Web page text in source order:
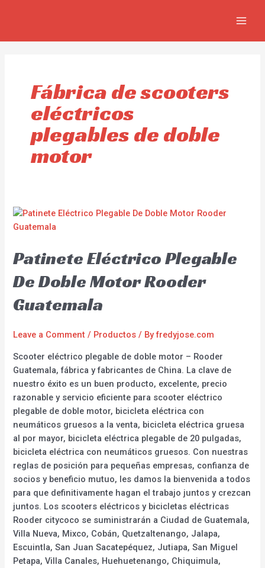
Fábrica de scooters
eléctricos
plegables de doble
motor
Patinete Eléctrico Plegable
De Doble Motor Rooder
Guatemala
Leave a Comment / Productos / Byfredyjose.com
Scooter eléctrico plegable de doble motor – Rooder
Guatemala, fábrica y fabricantes de China. La clave de
nuestro éxito es un buen producto, excelente, precio
razonable y servicio eficiente para scooter eléctrico
plegable de doble motor, bicicleta eléctrica con
neumáticos gruesos a la venta, bicicleta eléctrica gruesa
al por mayor, bicicleta eléctrica plegable de 20 pulgadas,
bicicleta eléctrica con neumáticos gruesos. Con nuestras
reglas de posición para pequeñas empresas, confianza de
socios y beneficio mutuo, les damos la bienvenida a todos
para que definitivamente hagan el trabajo juntos y crezcan
juntos. Los scooters eléctricos y bicicletas eléctricas
Rooder citycoco se suministrarán a Ciudad de Guatemala,
Villa Nueva, Mixco, Cobán, Quetzaltenango, Jalapa,
Escuintla, San Juan Sacatepéquez, Jutiapa, San Miguel
Petapa, Villa Canales, Huehuetenango, Chiquimula,